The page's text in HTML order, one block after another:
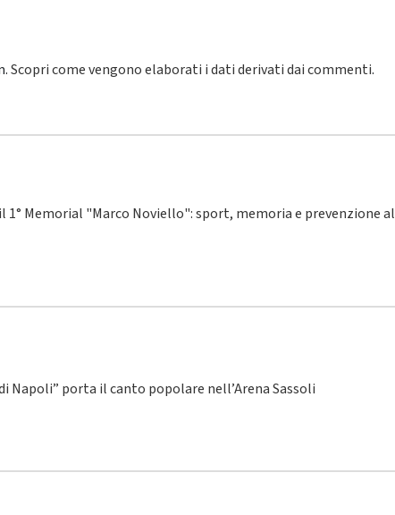
Scopri come vengono elaborati i dati derivati dai commenti.
1° Memorial "Marco Noviello": sport, memoria e prevenzione al
di Napoli” porta il canto popolare nell’Arena Sassoli